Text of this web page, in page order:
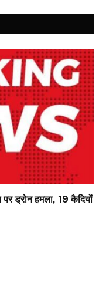
ड्रोन हमला, 19 कैदियों